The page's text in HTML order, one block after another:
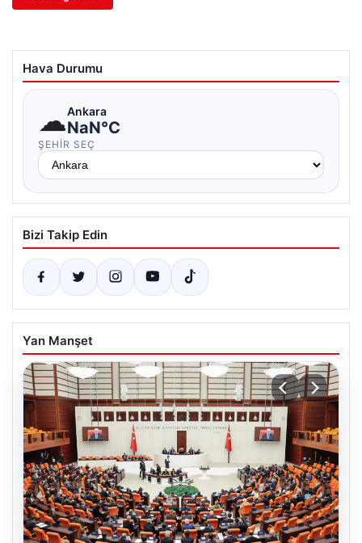
Hava Durumu
☁Ankara
NaN°C
ŞEHIR SEÇ
Bizi Takip Edin
Yan Manşet